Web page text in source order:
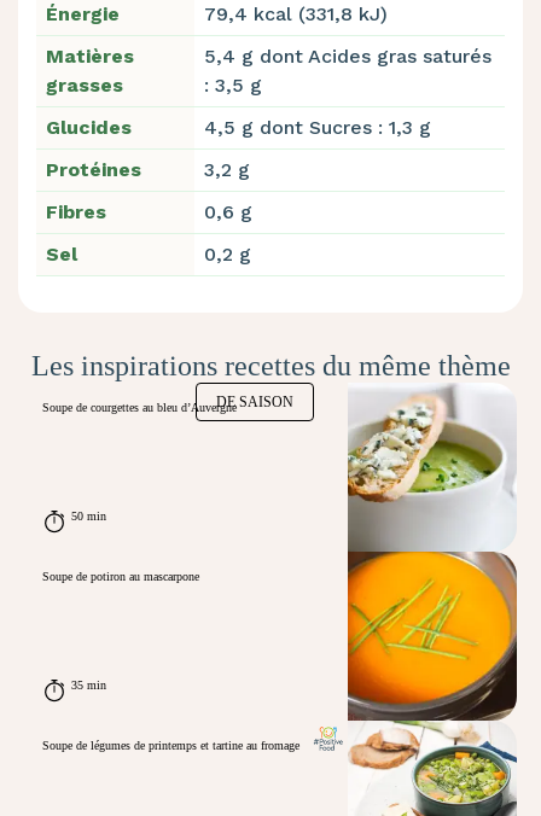
Énergie
79,4 kcal (331,8 kJ)
Matières
grasses
5,4 g dont Acides gras saturés
: 3,5 g
Glucides
4,5 g dont Sucres : 1,3 g
Protéines
3,2 g
Fibres
0,6 g
Sel
0,2 g
Les inspirations recettes du même thème
DE SAISON
Soupe de courgettes au bleu d’Auvergne
50 min
Soupe de potiron au mascarpone
35 min
Soupe de légumes de printemps et tartine au fromage